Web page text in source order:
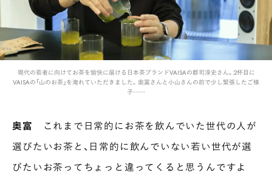
現代の若者に向けてお茶を愉快に届ける日本茶ブランドVAISAの郡司淳史さん。2杯目に
VAISAの「山のお茶」を淹れていただきました。奥富さんと小山さんの前で少し緊張したご様
子……
奥富 これまで日常的にお茶を飲んでいた世代の人が
選びたいお茶と、日常的に飲んでいない若い世代が選
びたいお茶ってちょっと違ってくると思うんですよ